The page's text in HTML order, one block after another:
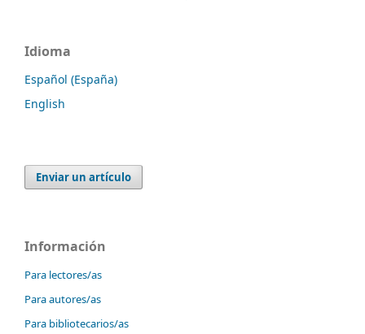
Idioma
Español (España)
English
Enviar un artículo
Información
Para lectores/as
Para autores/as
Para bibliotecarios/as